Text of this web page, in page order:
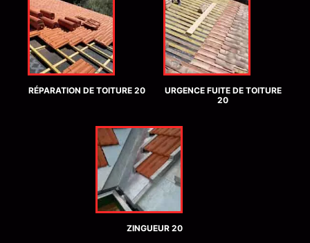
RÉPARATION DE TOITURE 20
URGENCE FUITE DE TOITURE
20
ZINGUEUR 20